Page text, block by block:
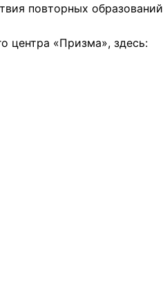
повторных
центра «Призма», здесь: